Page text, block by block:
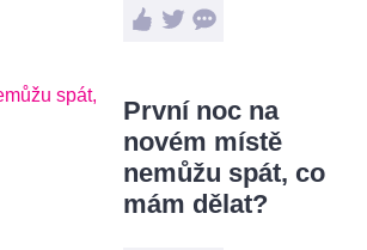
První noc na
novém místě
nemůžu spát, co
mám dělat?